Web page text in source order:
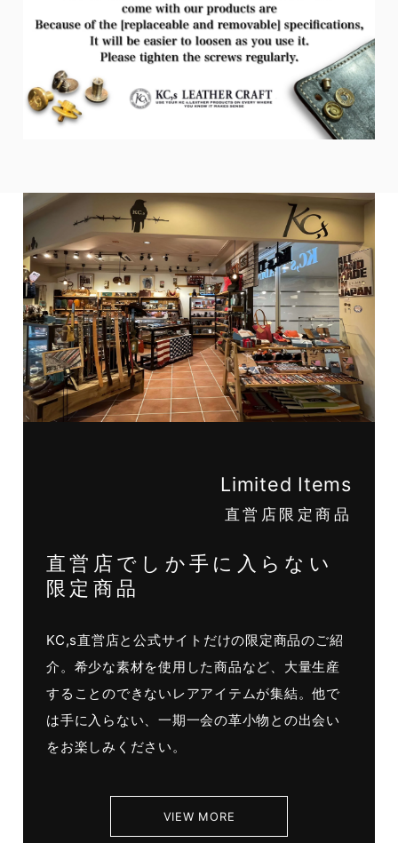
Limited Items
直営店限定商品
直営店でしか手に入らない
限定商品
KC,s直営店と公式サイトだけの限定商品のご紹
介。希少な素材を使用した商品など、大量生産
することのできないレアアイテムが集結。他で
は手に入らない、一期一会の革小物との出会い
をお楽しみください。
VIEW MORE